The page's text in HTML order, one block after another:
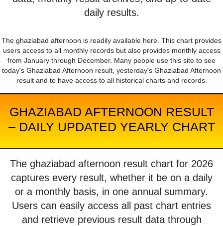
daily results.
The ghaziabad afternoon is readily available here. This chart provides
users access to all monthly records but also provides monthly access
from January through December. Many people use this site to see
today's Ghaziabad Afternoon result, yesterday's Ghaziabad Afternoon
result and to have access to all historical charts and records.
GHAZIABAD AFTERNOON RESULT
– DAILY UPDATED YEARLY CHART
The ghaziabad afternoon result chart for 2026
captures every result, whether it be on a daily
or a monthly basis, in one annual summary.
Users can easily access all past chart entries
and retrieve previous result data through